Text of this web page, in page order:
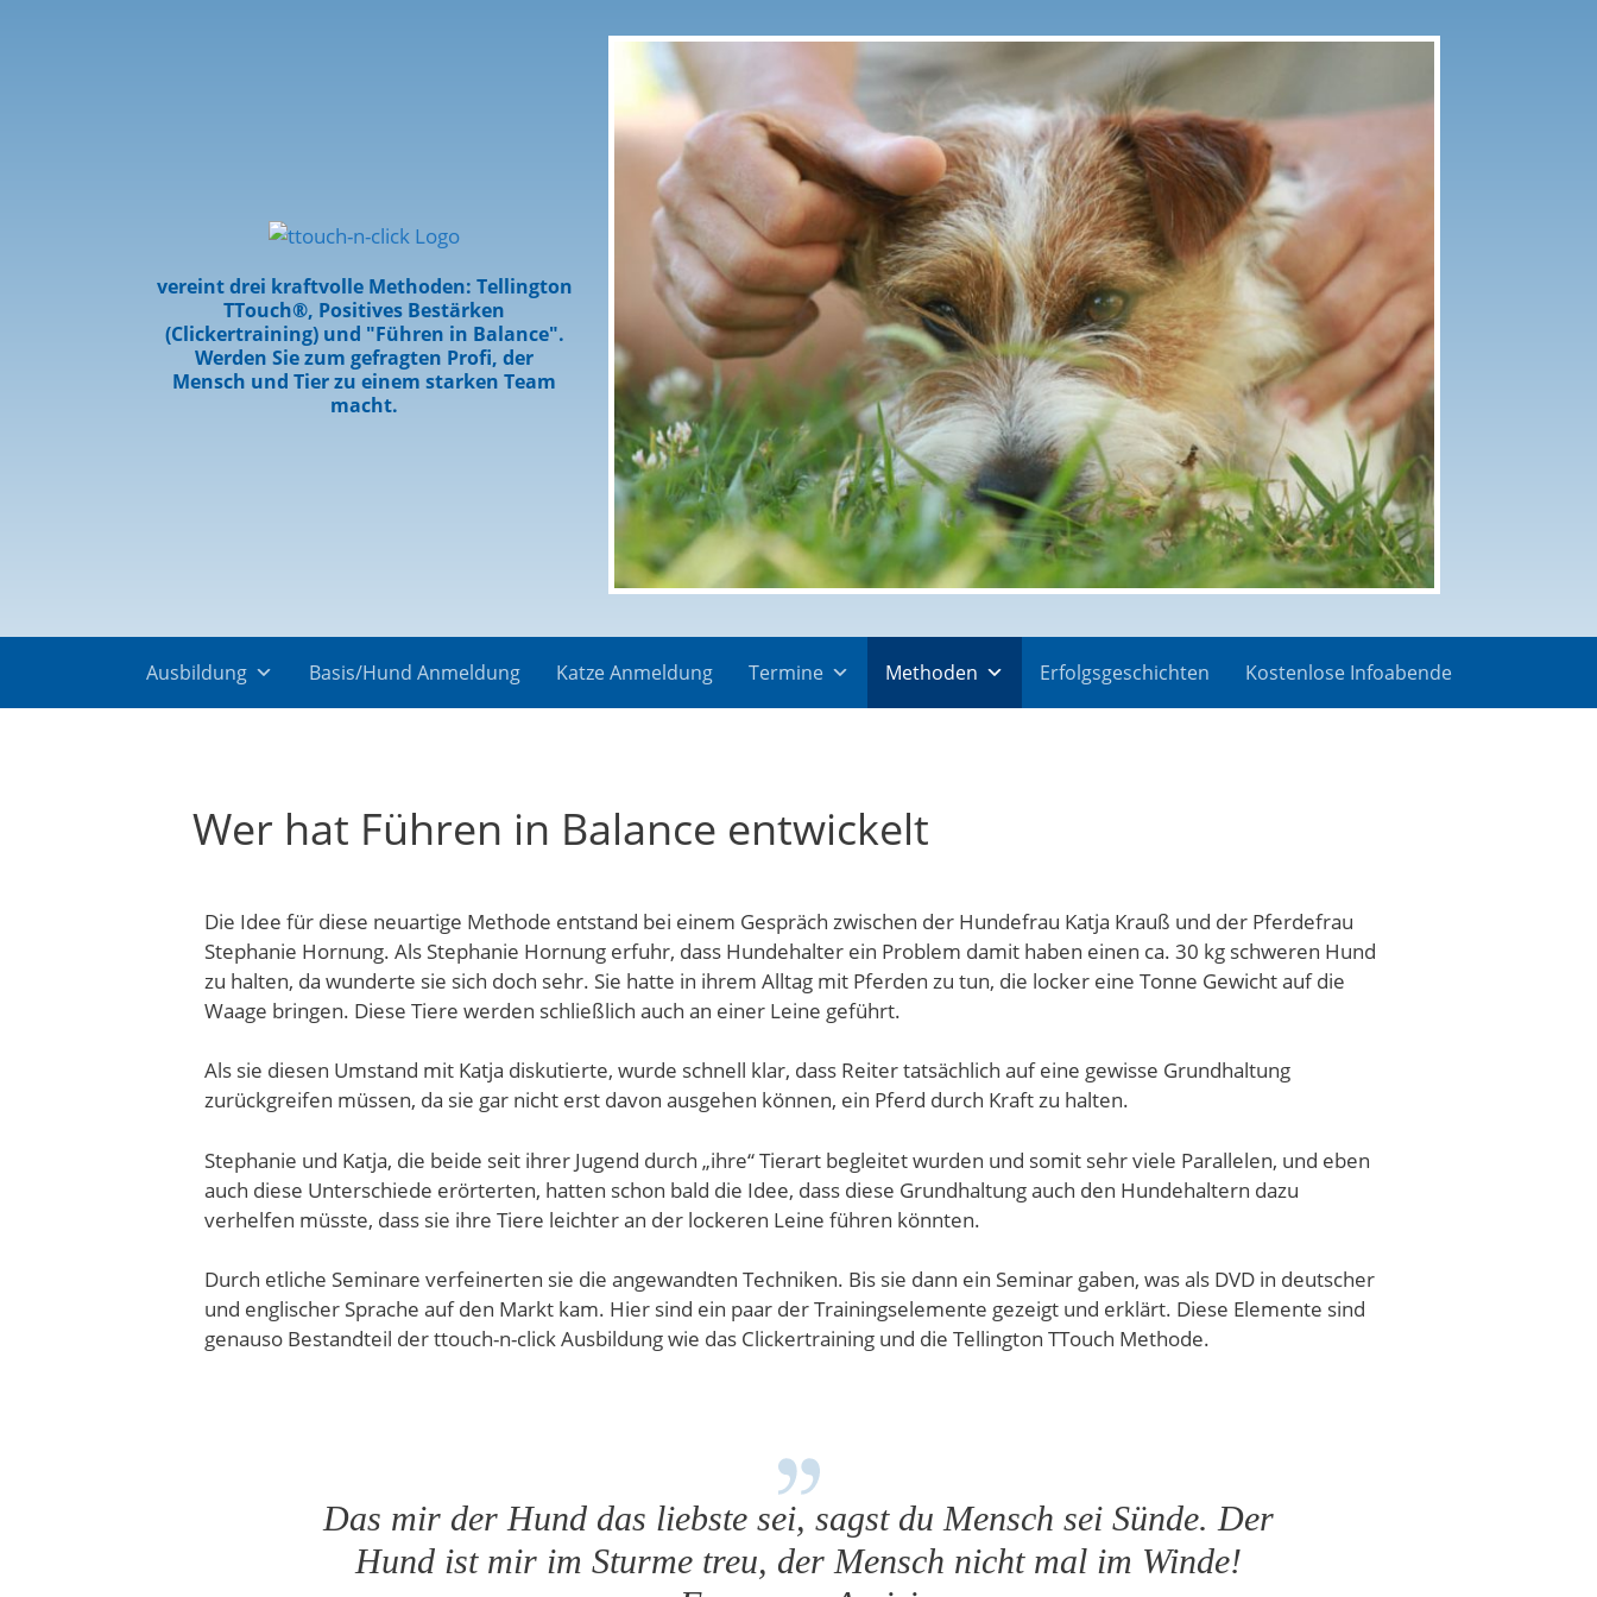
vereint drei kraftvolle Methoden: Tellington
TTouch®, Positives Bestärken
(Clickertraining) und "Führen in Balance".
Werden Sie zum gefragten Profi, der
Mensch und Tier zu einem starken Team
macht.
Ausbildung Basis/Hund Anmeldung Katze Anmeldung Termine Methoden Erfolgsgeschichten Kostenlose Infoabende
Wer hat Führen in Balance entwickelt
Die Idee für diese neuartige Methode entstand bei einem Gespräch zwischen der Hundefrau Katja Krauß und der Pferdefrau
Stephanie Hornung. Als Stephanie Hornung erfuhr, dass Hundehalter ein Problem damit haben einen ca. 30 kg schweren Hund
zu halten, da wunderte sie sich doch sehr. Sie hatte in ihrem Alltag mit Pferden zu tun, die locker eine Tonne Gewicht auf die
Waage bringen. Diese Tiere werden schließlich auch an einer Leine geführt.
Als sie diesen Umstand mit Katja diskutierte, wurde schnell klar, dass Reiter tatsächlich auf eine gewisse Grundhaltung
zurückgreifen müssen, da sie gar nicht erst davon ausgehen können, ein Pferd durch Kraft zu halten.
Stephanie und Katja, die beide seit ihrer Jugend durch „ihre“ Tierart begleitet wurden und somit sehr viele Parallelen, und eben
auch diese Unterschiede erörterten, hatten schon bald die Idee, dass diese Grundhaltung auch den Hundehaltern dazu
verhelfen müsste, dass sie ihre Tiere leichter an der lockeren Leine führen könnten.
Durch etliche Seminare verfeinerten sie die angewandten Techniken. Bis sie dann ein Seminar gaben, was als DVD in deutscher
und englischer Sprache auf den Markt kam. Hier sind ein paar der Trainingselemente gezeigt und erklärt. Diese Elemente sind
genauso Bestandteil der ttouch-n-click Ausbildung wie das Clickertraining und die Tellington TTouch Methode.
Das mir der Hund das liebste sei, sagst du Mensch sei Sünde. Der
Hund ist mir im Sturme treu, der Mensch nicht mal im Winde!